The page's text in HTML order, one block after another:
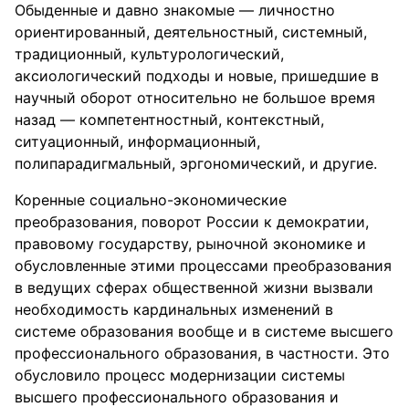
Обыденные и давно знакомые — личностно
ориентированный, деятельностный, системный,
традиционный, культурологический,
аксиологический подходы и новые, пришедшие в
научный оборот относительно не большое время
назад — компетентностный, контекстный,
ситуационный, информационный,
полипарадигмальный, эргономический, и другие.
Коренные социально-экономические
преобразования, поворот России к демократии,
правовому государству, рыночной экономике и
обусловленные этими процессами преобразования
в ведущих сферах общественной жизни вызвали
необходимость кардинальных изменений в
системе образования вообще и в системе высшего
профессионального образования, в частности. Это
обусловило процесс модернизации системы
высшего профессионального образования и